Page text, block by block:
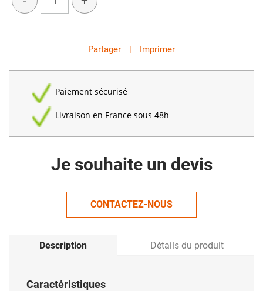
Partager | Imprimer
Paiement sécurisé
Livraison en France sous 48h
Je souhaite un devis
CONTACTEZ-NOUS
Description Détails du produit
Caractéristiques